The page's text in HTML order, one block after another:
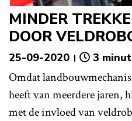
MINDER
DOOR
25-09-2020 3
Omdat
heeft van meerdere
met de invloed van